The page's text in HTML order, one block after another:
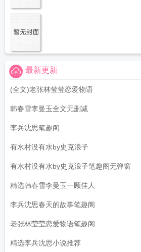
...
最新更新
(全文)老张林莹莹恋爱物语
韩春雪李曼玉全文无删减
李兵沈思笔趣阁
有水村没有水by史克浪子
有水村没有水by史克浪子笔趣阁无弹窗
精选韩春雪李曼玉一顾佳人
李兵沈思春天的故事笔趣阁
老张林莹莹恋爱物语笔趣阁
精选李兵沈思小说推荐